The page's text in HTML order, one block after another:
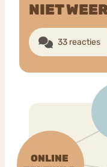
NIET
33 reacties